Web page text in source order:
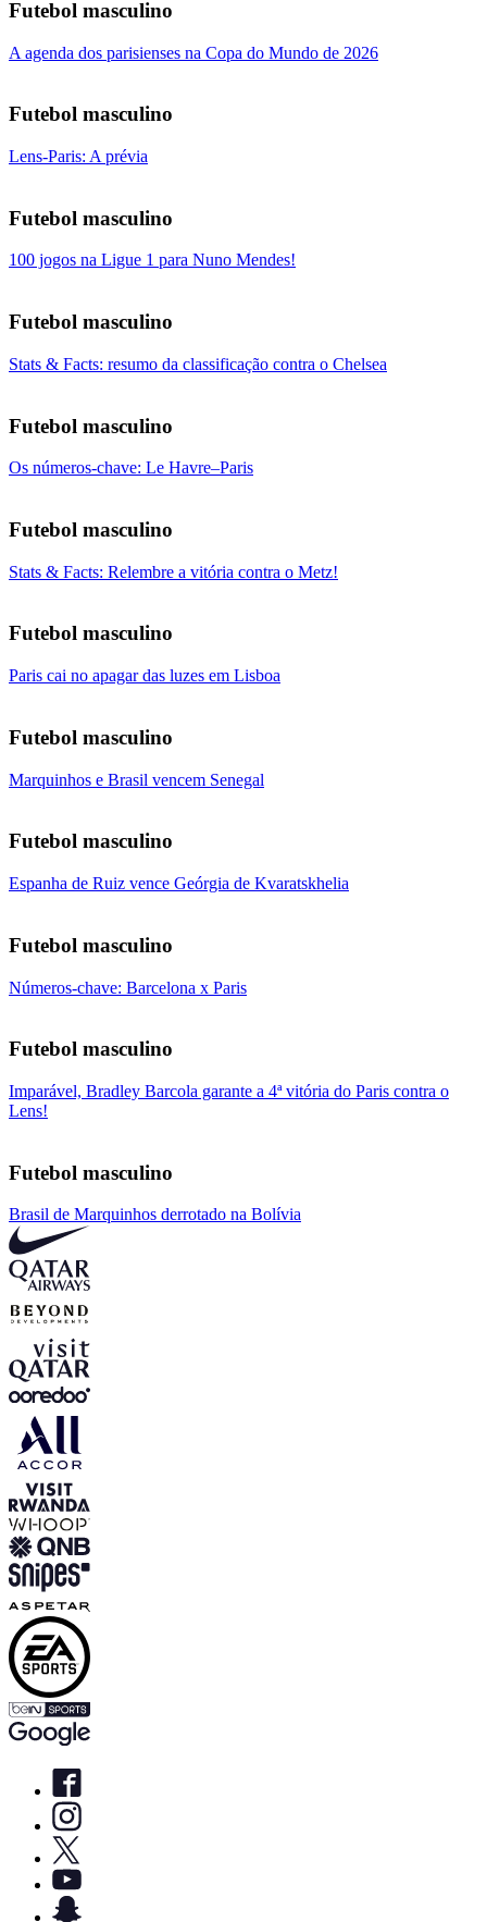
Futebol masculino
A agenda dos parisienses na Copa do Mundo de 2026
Futebol masculino
Lens-Paris: A prévia
Futebol masculino
100 jogos na Ligue 1 para Nuno Mendes!
Futebol masculino
Stats & Facts: resumo da classificação contra o Chelsea
Futebol masculino
Os números-chave: Le Havre–Paris
Futebol masculino
Stats & Facts: Relembre a vitória contra o Metz!
Futebol masculino
Paris cai no apagar das luzes em Lisboa
Futebol masculino
Marquinhos e Brasil vencem Senegal
Futebol masculino
Espanha de Ruiz vence Geórgia de Kvaratskhelia
Futebol masculino
Números-chave: Barcelona x Paris
Futebol masculino
Imparável, Bradley Barcola garante a 4ª vitória do Paris contra o
Lens!
Futebol masculino
Brasil de Marquinhos derrotado na Bolívia